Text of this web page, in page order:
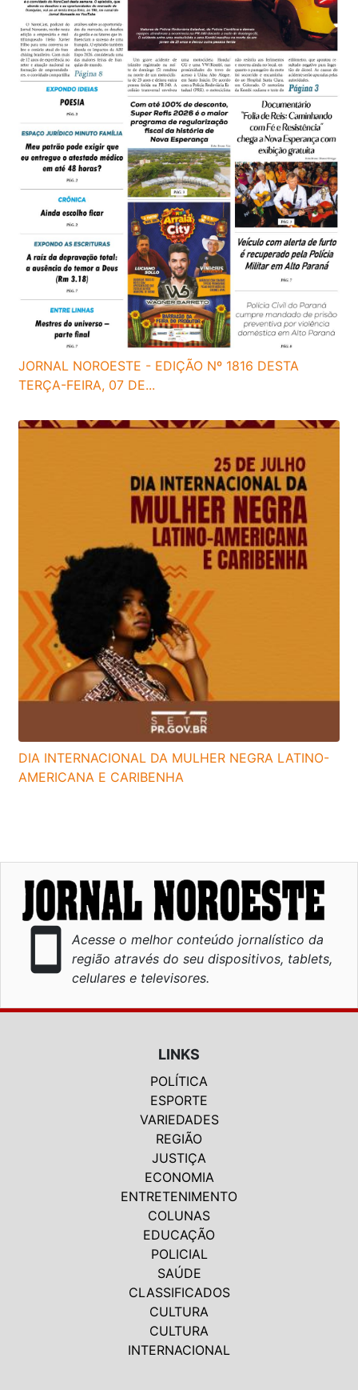
JORNAL NOROESTE - EDIÇÃO Nº 1816 DESTA
TERÇA-FEIRA, 07 DE...
DIA INTERNACIONAL DA MULHER NEGRA LATINO-
AMERICANA E CARIBENHA
smartphone
Acesse o melhor conteúdo jornalístico da
região através do seu dispositivos, tablets,
celulares e televisores.
LINKS
POLÍTICA
ESPORTE
VARIEDADES
REGIÃO
JUSTIÇA
ECONOMIA
ENTRETENIMENTO
COLUNAS
EDUCAÇÃO
POLICIAL
SAÚDE
CLASSIFICADOS
CULTURA
CULTURA
INTERNACIONAL